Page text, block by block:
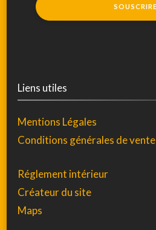
Liens utiles
Mentions Légales
Conditions générales de vente
Réglement intérieur
Créateur du site
Maps